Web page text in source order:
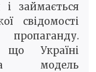
і займається
свідомості
що Україні
модель